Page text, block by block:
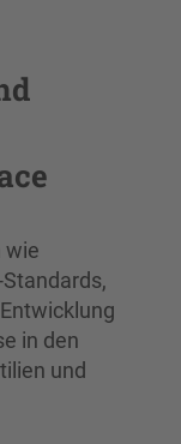
wie
in den
und